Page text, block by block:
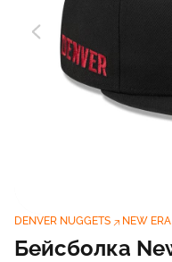
DENVER NUGGETS NEW ERA
Бейсболка